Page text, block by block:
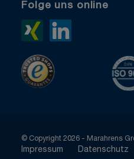
Folge uns online
Xing>
© Copyright 2026 - Marahrens
Impressum Datenschutz